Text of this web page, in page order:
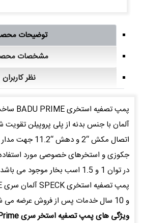
توضیحات
مشخصات
نظر کاربران
آلمان با جنس بدنه از پلی پروپیلن تقویت
اتصال مکش “2 و
جکوزی و استخرهای خصوصی مورد استفاده
در توان 1 و 1.5 اسب بخار موجود می باشد .
و 10 سال خدمات پس از فروش عرضه می شود .
ویژگی های پمپ تصفیه استخر سری Prime